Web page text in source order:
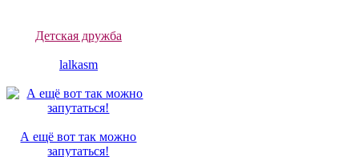
Детская дружба
lalkasm
А ещё вот так можно
запутаться!